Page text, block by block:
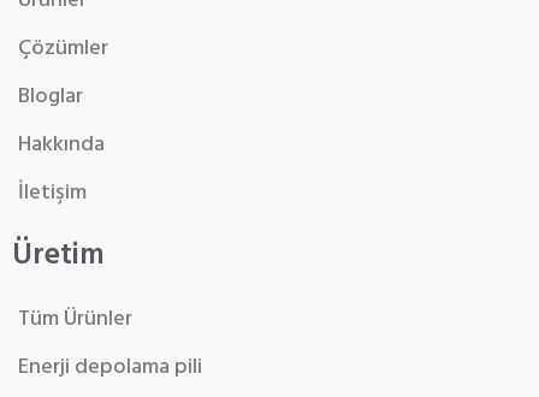
Çözümler
Bloglar
Hakkında
İletişim
Üretim
Tüm Ürünler
Enerji depolama pili